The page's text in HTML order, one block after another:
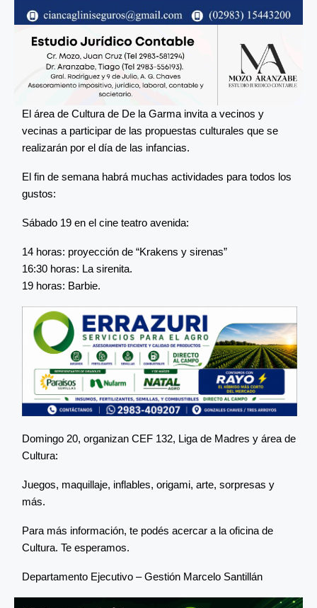
El área de Cultura de De la Garma invita a vecinos y
vecinas a participar de las propuestas culturales que se
realizarán por el día de las infancias.
El fin de semana habrá muchas actividades para todos los
gustos:
Sábado 19 en el cine teatro avenida:
14 horas: proyección de “Krakens y sirenas”
16:30 horas: La sirenita.
19 horas: Barbie.
Domingo 20, organizan CEF 132, Liga de Madres y área de
Cultura:
Juegos, maquillaje, inflables, origami, arte, sorpresas y
más.
Para más información, te podés acercar a la oficina de
Cultura. Te esperamos.
Departamento Ejecutivo – Gestión Marcelo Santillán